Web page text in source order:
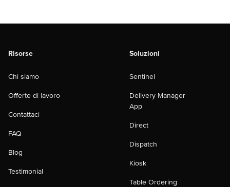
Risorse
Chi siamo
Offerte di lavoro
Contattaci
FAQ
Blog
Testimonial
Soluzioni
Sentinel
Delivery Manager
App
Direct
Dispatch
Kiosk
Table Ordering